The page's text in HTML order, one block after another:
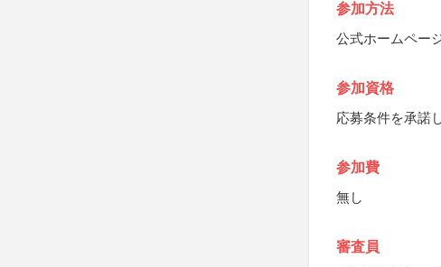
参加方法
公式ホームペー
参加資格
応募条件を承諾
参加費
無し
審査員